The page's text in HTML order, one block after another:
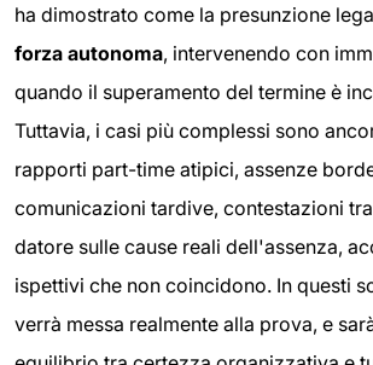
ha dimostrato come la presunzione
forza autonoma, intervenendo con
quando il superamento del termine è
Tuttavia, i casi più complessi sono
rapporti part-time atipici, assenze
comunicazioni tardive, contestazioni
datore sulle cause reali dell'assenza,
ispettivi che non coincidono. In questi
verrà messa realmente alla prova, e